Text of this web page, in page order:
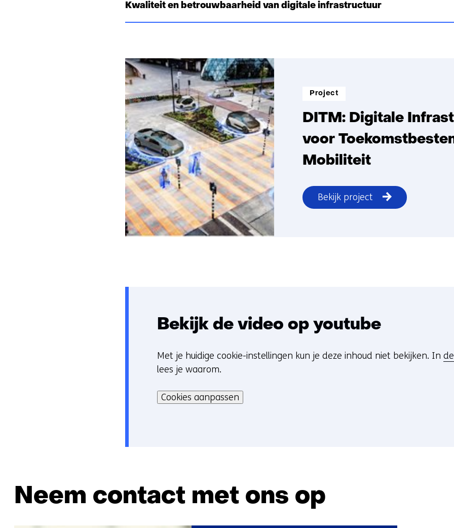
Kwaliteit en betrouwbaarheid van digitale infrastructuur
DITM: Digitale
voor
Mobiliteit
Project
Bekijk project
DITM
Bekijk de video op youtube
C
o
k
k
Met je huidige cookie-instellingen kun je deze inhoud niet bekijken. In
lees je waarom.
kan
website
worden
Cookies aanpassen
Neem contact met ons op